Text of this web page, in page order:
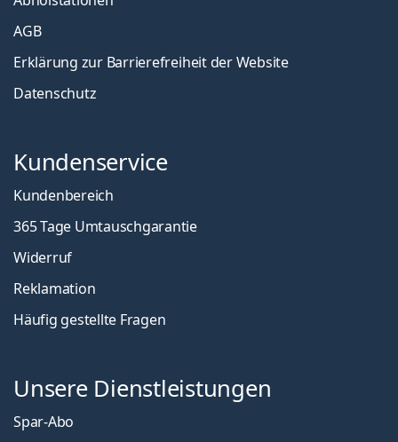
AGB
Erklärung zur Barrierefreiheit der Website
Datenschutz
Kundenservice
Kundenbereich
365 Tage Umtauschgarantie
Widerruf
Reklamation
Häufig gestellte Fragen
Unsere Dienstleistungen
Spar-Abo